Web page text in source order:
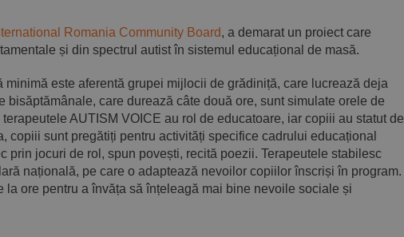
Romania Community Board, a demarat un proiect care
și din spectrul autist în sistemul educațional de masă.
este aferentă grupei mijlocii de grădiniță, care lucrează deja
care durează câte două ore, sunt simulate orele de
AUTISM VOICE au rol de educatoare, iar copiii au statut de
copiii sunt pregătiți pentru activități specifice cadrului educațional
prin jocuri de rol, spun povești, recită poezii. Terapeutele stabilesc
națională, pe care o adaptează nevoilor copiilor înscriși în program.
ore pentru a învăța să înțeleagă mai bine nevoile sociale și